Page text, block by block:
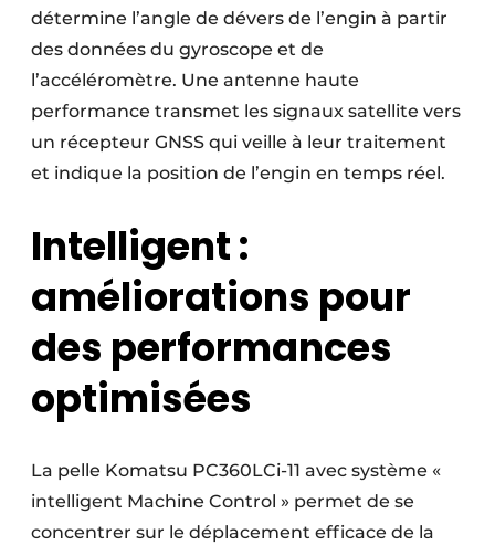
détermine l’angle de dévers de l’engin à partir
des données du gyroscope et de
l’accéléromètre. Une antenne haute
performance transmet les signaux satellite vers
un récepteur GNSS qui veille à leur traitement
et indique la position de l’engin en temps réel.
Intelligent :
améliorations pour
des performances
optimisées
La pelle Komatsu PC360LCi-11 avec système «
intelligent Machine Control » permet de se
concentrer sur le déplacement efficace de la